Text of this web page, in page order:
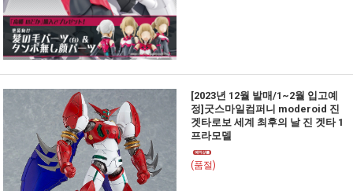
[2023년 12월 발매/1~2월 입고예
정]굿스마일컴퍼니 moderoid 진
겟타로보 세계 최후의 날 진 겟타 1
프라모델
(품절)